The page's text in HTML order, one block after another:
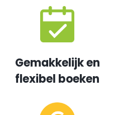
Gemakkelijk en
flexibel boeken